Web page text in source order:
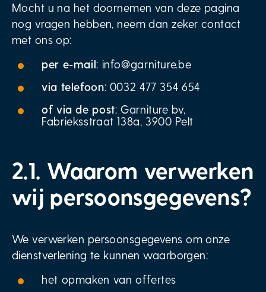
Mocht u na het doornemen van deze pagina
nog vragen hebben, neem dan zeker contact
met ons op:
per e-mail: info@garniture.be
via telefoon: 0032 477 354 654
of via de post: Garniture bv,
Fabrieksstraat 138a, 3900 Pelt
2.1. Waarom verwerken
wij persoonsgegevens?
We verwerken persoonsgegevens om onze
dienstverlening te kunnen waarborgen:
het opmaken van offertes